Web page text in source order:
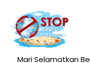
Mari Selamatkan